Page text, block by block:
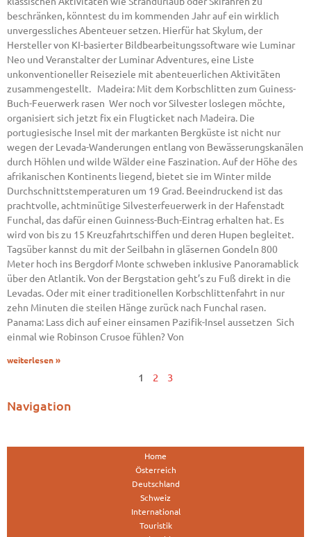
beschränken, könntest du im kommenden Jahr auf ein wirklich
unvergessliches Abenteuer setzen. Hierfür hat Skylum, der
Hersteller von KI-basierter Bildbearbeitungssoftware wie Luminar
Neo und Veranstalter der Luminar Adventures, eine Liste
unkonventioneller Reiseziele mit abenteuerlichen Aktivitäten
zusammengestellt. Madeira: Mit dem Korbschlitten zum Guiness-
Buch-Feuerwerk rasen Wer noch vor Silvester loslegen möchte,
organisiert sich jetzt fix ein Flugticket nach Madeira. Die
portugiesische Insel mit der markanten Bergküste ist nicht nur
wegen der Levada-Wanderungen entlang von Bewässerungskanälen
durch Höhlen und wilde Wälder eine Faszination. Auf der Höhe des
afrikanischen Kontinents liegend, bietet sie im Winter milde
Durchschnittstemperaturen um 19 Grad. Beeindruckend ist das
prachtvolle, achtminütige Silvesterfeuerwerk in der Hafenstadt
Funchal, das dafür einen Guinness-Buch-Eintrag erhalten hat. Es
wird von bis zu 15 Kreuzfahrtschiffen und deren Hupen begleitet.
Tagsüber kannst du mit der Seilbahn in gläsernen Gondeln 800
Meter hoch ins Bergdorf Monte schweben inklusive Panoramablick
über den Atlantik. Von der Bergstation geht’s zu Fuß direkt in die
Levadas. Oder mit einer traditionellen Korbschlittenfahrt in nur
zehn Minuten die steilen Hänge zurück nach Funchal rasen.
Panama: Lass dich auf einer einsamen Pazifik-Insel aussetzen Sich
einmal wie Robinson Crusoe fühlen? Von
weiterlesen »
1 2 3
Navigation
Home
Österreich
Deutschland
Schweiz
International
Touristik